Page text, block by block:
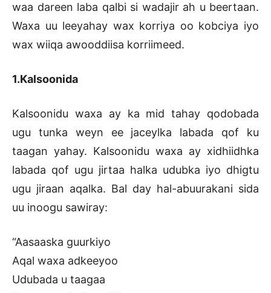
waa dareen laba qalbi si wadajir ah u beertaan.
Waxa uu leeyahay wax korriya oo kobciya iyo
wax wiiqa awooddiisa korriimeed.
1.Kalsoonida
Kalsoonidu waxa ay ka mid tahay qodobada
ugu tunka weyn ee jaceylka labada qof ku
taagan yahay. Kalsoonidu waxa ay xidhiidhka
labada qof ugu jirtaa halka udubka iyo dhigtu
ugu jiraan aqalka. Bal day hal-abuurakani sida
uu inoogu sawiray:
“Aasaaska guurkiyo
Aqal waxa adkeeyoo
Udubada u taagaa